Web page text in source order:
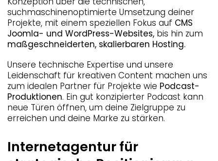
suchmaschinenoptimierte Umsetzung deiner
Projekte, mit einem speziellen Fokus auf CMS
Joomla- und WordPress-Websites, bis hin zum
maßgeschneiderten, skalierbaren Hosting.
Unsere technische Expertise und unsere
Leidenschaft für kreativen Content machen uns
zum idealen Partner für Projekte wie Podcast-
Produktionen. Ein gut konzipierter Podcast kann
neue Türen öffnen, um deine Zielgruppe zu
erreichen und deine Marke zu stärken.
Internetagentur für